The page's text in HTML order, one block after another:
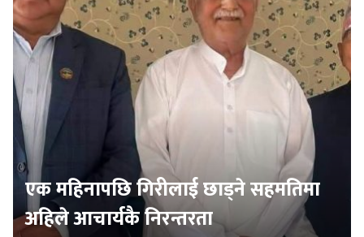
एक महिनापछि गिरीलाई छाड्ने सहमतिमा
अहिले आचार्यकै निरन्तरता